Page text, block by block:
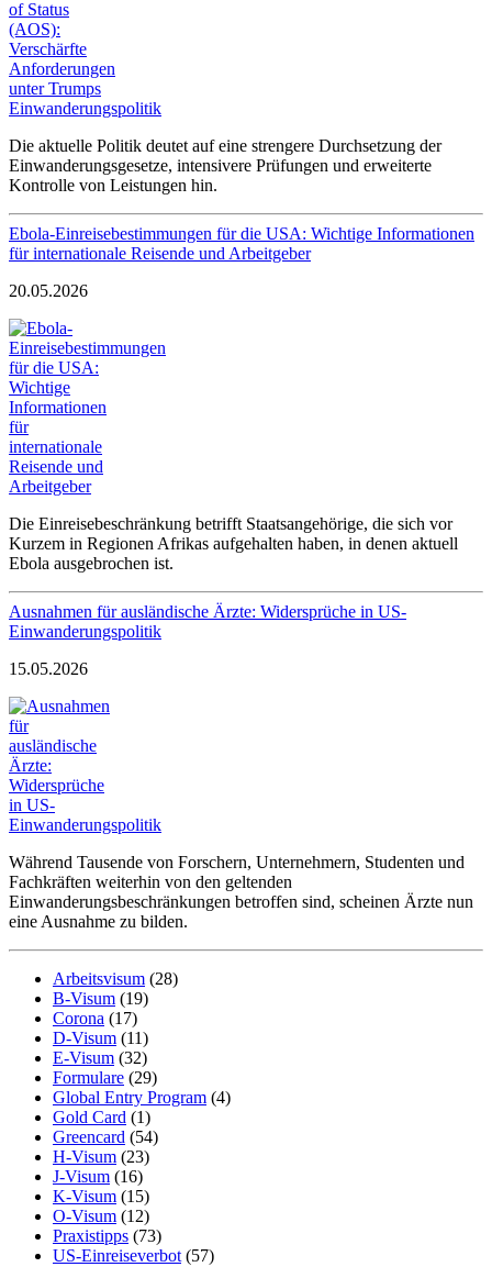
Die aktuelle Politik deutet auf eine strengere Durchsetzung der
Einwanderungsgesetze, intensivere Prüfungen und erweiterte
Kontrolle von Leistungen hin.
Ebola-Einreisebestimmungen für die USA: Wichtige Informationen
für internationale Reisende und Arbeitgeber
20.05.2026
Die Einreisebeschränkung betrifft Staatsangehörige, die sich vor
Kurzem in Regionen Afrikas aufgehalten haben, in denen aktuell
Ebola ausgebrochen ist.
Ausnahmen für ausländische Ärzte: Widersprüche in US-
Einwanderungspolitik
15.05.2026
Während Tausende von Forschern, Unternehmern, Studenten und
Fachkräften weiterhin von den geltenden
Einwanderungsbeschränkungen betroffen sind, scheinen Ärzte nun
eine Ausnahme zu bilden.
Arbeitsvisum (28)
B-Visum (19)
Corona (17)
D-Visum (11)
E-Visum (32)
Formulare (29)
Global Entry Program (4)
Gold Card (1)
Greencard (54)
H-Visum (23)
J-Visum (16)
K-Visum (15)
O-Visum (12)
Praxistipps (73)
US-Einreiseverbot (57)